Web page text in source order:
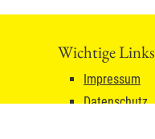
Wichtige Links
Impressum
Datenschutz